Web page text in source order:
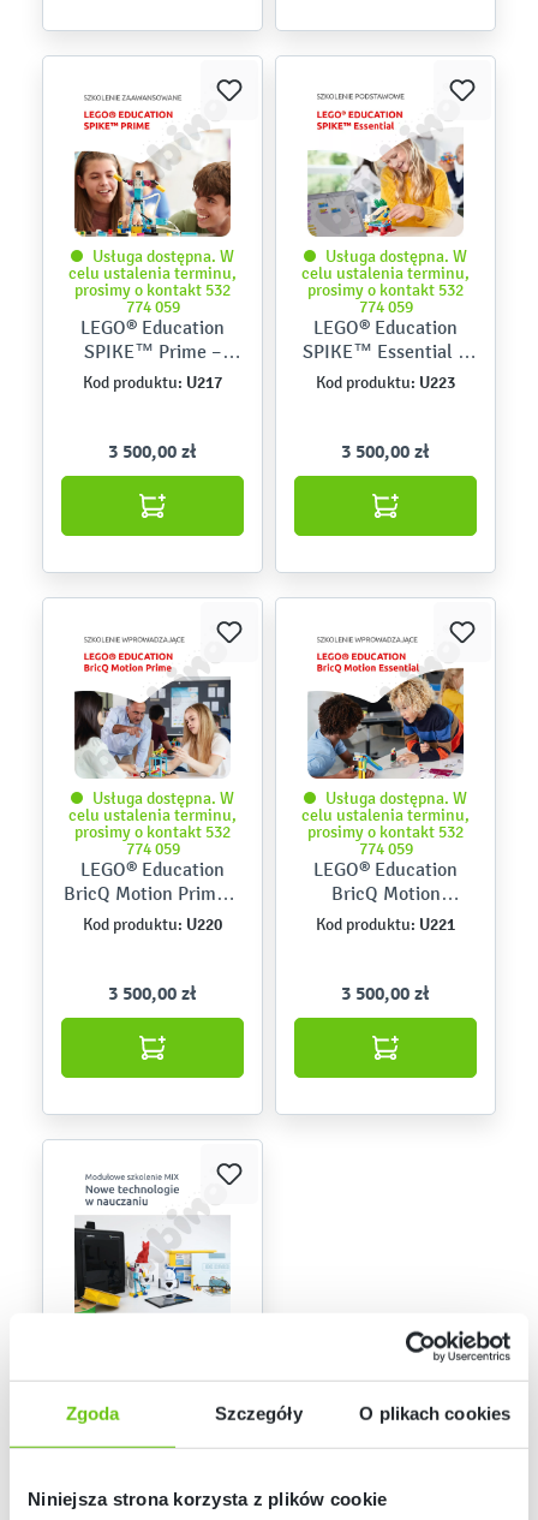
Zgoda Szczegóły O plikach cookies
Niniejsza strona korzysta z plików cookie
Usługa dostępna. W
celu ustalenia terminu,
prosimy o kontakt 532
774 059
LEGO® Education
SPIKE™ Prime –
szkolenie
zaawansowane
Kod produktu: U217
3 500,00 zł
Usługa dostępna. W
celu ustalenia terminu,
prosimy o kontakt 532
774 059
LEGO® Education
SPIKE™ Essential –
szkolenie
podstawowe
Kod produktu: U223
3 500,00 zł
Usługa dostępna. W
celu ustalenia terminu,
prosimy o kontakt 532
774 059
LEGO® Education
BricQ Motion Prime –
wprowadzenie
Kod produktu: U220
3 500,00 zł
Usługa dostępna. W
celu ustalenia terminu,
prosimy o kontakt 532
774 059
LEGO® Education
BricQ Motion
Essential –
wprowadzenie
Kod produktu: U221
3 500,00 zł
Modułowe szkolenie